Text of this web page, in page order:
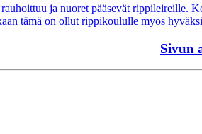
ja nuoret pääsevät
tämä on ollut rippikoululle myös
Sivun